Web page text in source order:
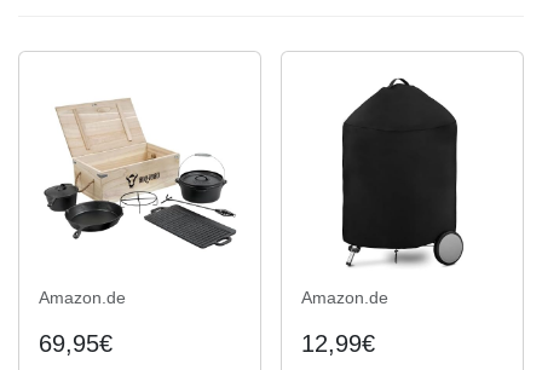
Amazon.de
69,95€
Amazon.de
12,99€